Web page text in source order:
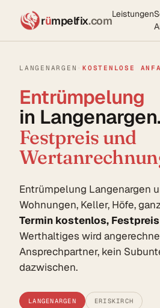
rümpelfix.comLeistungen
LANGENARGEN ·KOSTENLOSE
Entrümpelung
in Langenargen.
Festpreis und
Entrümpelung Langenargen
Wohnungen, Keller, Höfe,
Termin kostenlos,
Werthaltiges wird
Ansprechpartner, kein
dazwischen.
LANGENARGEN ERISKIRCH